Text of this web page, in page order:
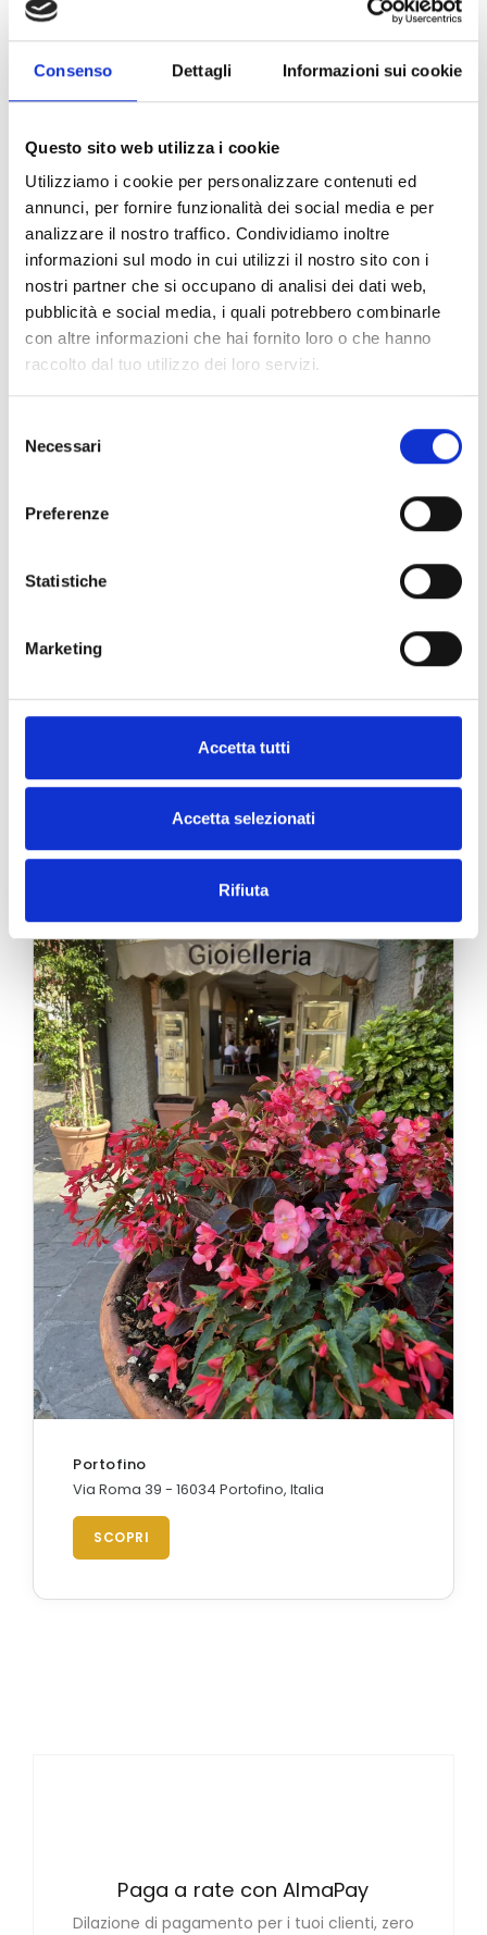
Consenso Dettagli Informazioni sui cookie
Questo sito web utilizza i cookie
Utilizziamo i cookie per personalizzare contenuti ed
annunci, per fornire funzionalità dei social media e per
analizzare il nostro traffico. Condividiamo inoltre
informazioni sul modo in cui utilizzi il nostro sito con i
nostri partner che si occupano di analisi dei dati web,
pubblicità e social media, i quali potrebbero combinarle
con altre informazioni che hai fornito loro o che hanno
raccolto dal tuo utilizzo dei loro servizi.
delNecessari
Preferenze
Statistiche
Marketing
Accetta tutti
Accetta selezionati
Rifiuta
Via Manzoni, 19 - 20121 Milano, Italia
Portofino
Via Roma 39 - 16034 Portofino, Italia
SCOPRI
Paga a rate con AlmaPay
Dilazione di pagamento per i tuoi clienti, zero